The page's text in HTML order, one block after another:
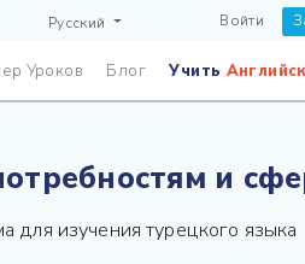
Русский Войти
Уроков Блог Учить
и
для изучения турецкого языка